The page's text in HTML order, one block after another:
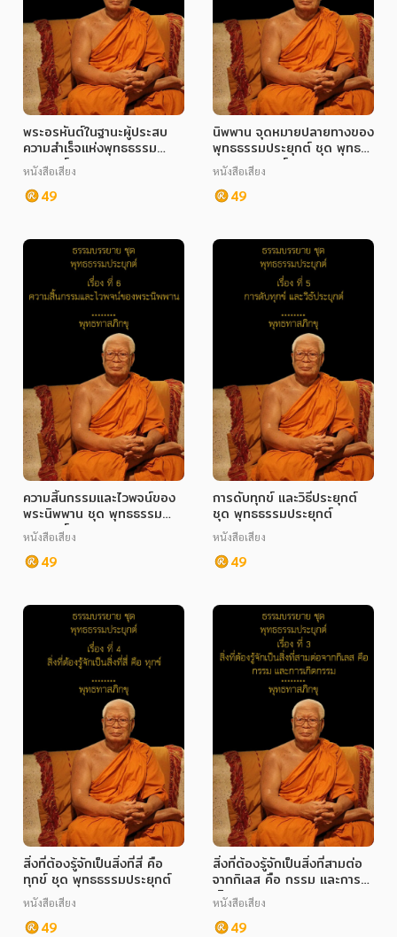
พระอรหันต์ในฐานะผู้ประสบ
ความสำเร็จแห่งพุทธธรรม
ประยุกต์ ชุด พุทธธรรม
ประยุกต์
หนังสือเสียง
49
นิพพาน จุดหมายปลายทางของ
พุทธธรรมประยุกต์ ชุด พุทธ
ธรรมประยุกต์
หนังสือเสียง
49
ความสิ้นกรรมและไวพจน์ของ
พระนิพพาน ชุด พุทธธรรม
ประยุกต์
หนังสือเสียง
49
การดับทุกข์ และวิธีประยุกต์
ชุด พุทธธรรมประยุกต์
หนังสือเสียง
49
สิ่งที่ต้องรู้จักเป็นสิ่งที่สี่ คือ
ทุกข์ ชุด พุทธธรรมประยุกต์
หนังสือเสียง
49
สิ่งที่ต้องรู้จักเป็นสิ่งที่สามต่อ
จากกิเลส คือ กรรม และการ
เกิดกรรม ชุด พุทธธรรม
ประยุกต์
หนังสือเสียง
49